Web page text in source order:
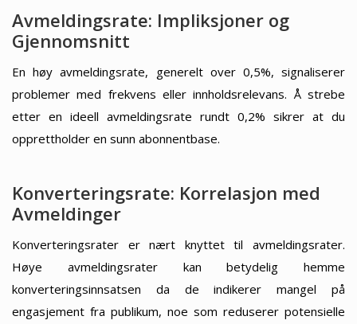
Avmeldingsrate: Impliksjoner og
Gjennomsnitt
En høy avmeldingsrate, generelt over 0,5%, signaliserer
problemer med frekvens eller innholdsrelevans. Å strebe
etter en ideell avmeldingsrate rundt 0,2% sikrer at du
opprettholder en sunn abonnentbase.
Konverteringsrate: Korrelasjon med
Avmeldinger
Konverteringsrater er nært knyttet til avmeldingsrater.
Høye avmeldingsrater kan betydelig hemme
konverteringsinnsatsen da de indikerer mangel på
engasjement fra publikum, noe som reduserer potensielle